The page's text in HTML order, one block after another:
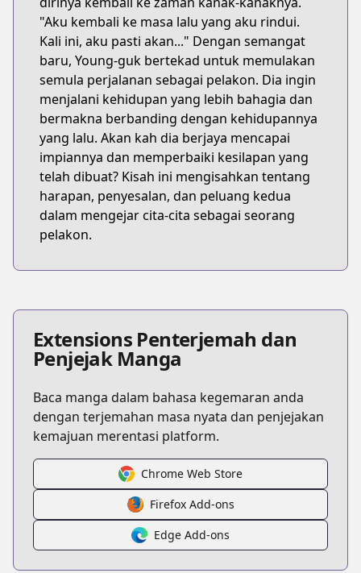
"Aku kembali ke masa lalu yang aku rindui.
Kali ini, aku pasti akan..." Dengan semangat
baru, Young-guk bertekad untuk memulakan
semula perjalanan sebagai pelakon. Dia ingin
menjalani kehidupan yang lebih bahagia dan
bermakna berbanding dengan kehidupannya
yang lalu. Akan kah dia berjaya mencapai
impiannya dan memperbaiki kesilapan yang
telah dibuat? Kisah ini mengisahkan tentang
harapan, penyesalan, dan peluang kedua
dalam mengejar cita-cita sebagai seorang
pelakon.
Extensions Penterjemah dan
Penjejak Manga
Baca manga dalam bahasa kegemaran anda
dengan terjemahan masa nyata dan penjejakan
kemajuan merentasi platform.
Chrome Web Store
Firefox Add-ons
Edge Add-ons